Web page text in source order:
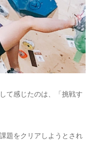
て感じたのは、「挑戦す
題をクリアしようとされ